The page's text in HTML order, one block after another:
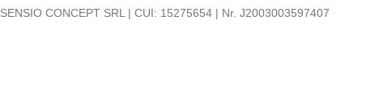
SENSIO CONCEPT SRL | CUI: 15275654 | Nr. J2003003597407